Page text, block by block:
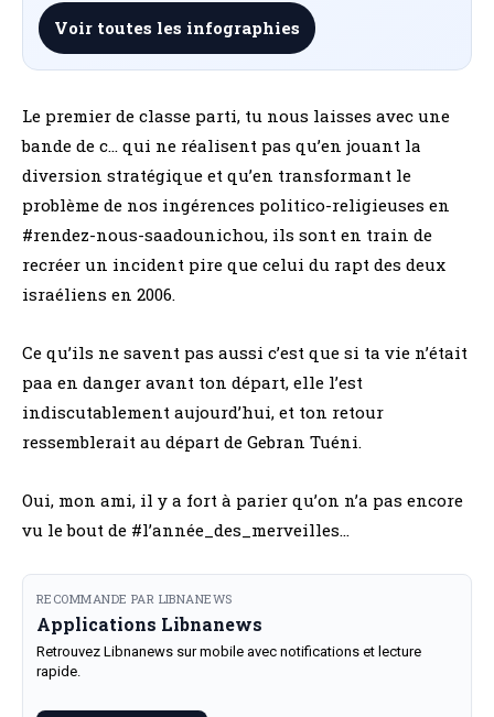
Voir toutes les infographies
Le premier de classe parti, tu nous laisses avec une
bande de c… qui ne réalisent pas qu’en jouant la
diversion stratégique et qu’en transformant le
problème de nos ingérences politico-religieuses en
#rendez-nous-saadounichou, ils sont en train de
recréer un incident pire que celui du rapt des deux
israéliens en 2006.
Ce qu’ils ne savent pas aussi c’est que si ta vie n’était
paa en danger avant ton départ, elle l’est
indiscutablement aujourd’hui, et ton retour
ressemblerait au départ de Gebran Tuéni.
Oui, mon ami, il y a fort à parier qu’on n’a pas encore
vu le bout de #l’année_des_merveilles…
RECOMMANDE PAR LIBNANEWS
Applications Libnanews
Retrouvez Libnanews sur mobile avec notifications et lecture
rapide.